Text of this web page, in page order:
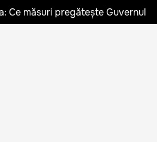
Ce măsuri pregătește Guvernul